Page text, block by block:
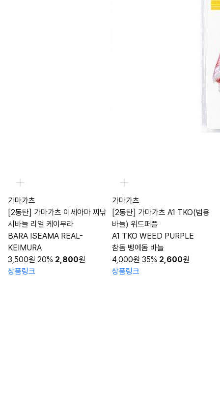
가마가츠
[2동탄] 가마가츠 이세아마 찌낚
시바늘 리얼 케이무라
BARA ISEAMA REAL-
KEIMURA
3,500원 20% 2,800원
상품링크
가마가츠
[2동탄] 가마가츠 A1 TKO(범용
바늘) 위드퍼플
A1 TKO WEED PURPLE
참돔 벵에돔 바늘
4,000원 35% 2,600원
상품링크